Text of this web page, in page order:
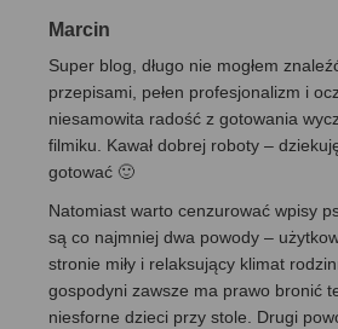
Marcin
Super blog, długo nie mogłem
przepisami, pełen profesjonalizm i
niesamowita radość z gotowania
filmiku. Kawał dobrej roboty –
gotować 🙂
Natomiast warto cenzurować wpisy
są co najmniej dwa powody –
stronie miły i relaksujący klimat
gospodyni zawsze ma prawo bronić
niesforne dzieci przy stole. Drugi